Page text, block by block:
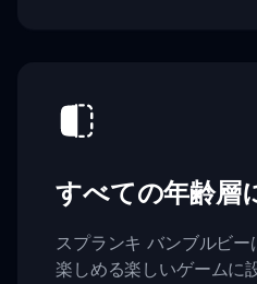
すべての年齢層
スプランキ バンブルビ
楽しめる楽しいゲームに